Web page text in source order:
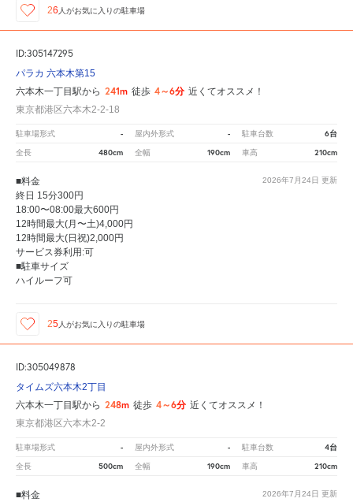
26 人がお気に入りの駐車場
ID:305147295
パラカ 六本木第15
六本木一丁目駅から 241m 徒歩 4～6分 近くてオススメ！
東京都港区六本木2-2-18
駐車場形式 - 屋内外形式 - 駐車台数 6台
全長 480cm 全幅 190cm 車高 210cm
2026年7月24日 更新
■料金
終日 15分300円
18:00〜08:00最大600円
12時間最大(月〜土)4,000円
12時間最大(日祝)2,000円
サービス券利用:可
■駐車サイズ
ハイルーフ可
25 人がお気に入りの駐車場
ID:305049878
タイムズ六本木2丁目
六本木一丁目駅から 248m 徒歩 4～6分 近くてオススメ！
東京都港区六本木2-2
駐車場形式 - 屋内外形式 - 駐車台数 4台
全長 500cm 全幅 190cm 車高 210cm
2026年7月24日 更新
■料金